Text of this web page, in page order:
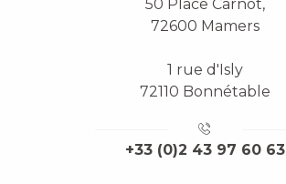
50 Place Carnot,
72600 Mamers
1 rue d'Isly
72110 Bonnétable
+33 (0)2 43 97 60 63